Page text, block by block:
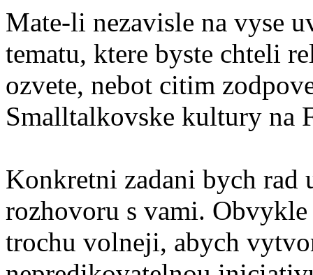
Mate-li nezavisle na vyse
tematu, ktere byste chteli
ozvete, nebot citim
Smalltalkovske kultury na
Konkretni zadani bych rad
rozhovoru s vami.
trochu volneji, abych